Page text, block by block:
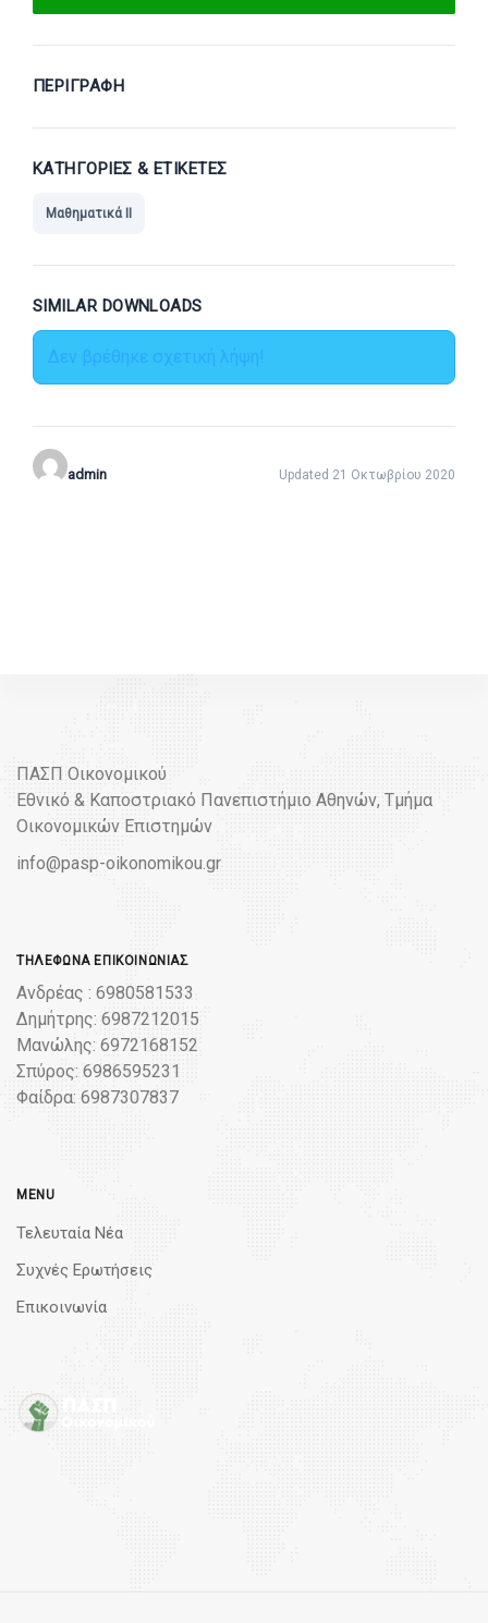
ΠΕΡΙΓΡΑΦΉ
ΚΑΤΗΓΟΡΊΕΣ & ΕΤΙΚΈΤΕΣ
Μαθηματικά ΙΙ
SIMILAR DOWNLOADS
Δεν βρέθηκε σχετική λήψη!
admin Updated 21 Οκτωβρίου 2020
ΠΑΣΠ Οικονομικού
Εθνικό & Καποστριακό Πανεπιστήμιο Αθηνών, Τμήμα
Οικονομικών Επιστημών
info@pasp-oikonomikou.gr
ΤΗΛΈΦΩΝΑ ΕΠΙΚΟΙΝΩΝΊΑΣ
Ανδρέας : 6980581533
Δημήτρης: 6987212015
Μανώλης: 6972168152
Σπύρος: 6986595231
Φαίδρα: 6987307837
MENU
Τελευταία Νέα
Συχνές Ερωτήσεις
Επικοινωνία